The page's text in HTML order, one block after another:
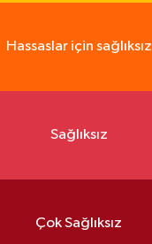
Hassaslar için sağlıksız
Sağlıksız
Çok Sağlıksız